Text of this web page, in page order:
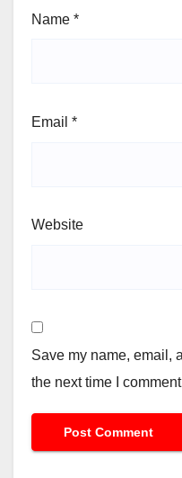
Name *
Email *
Website
Save my name, email,
the next time I